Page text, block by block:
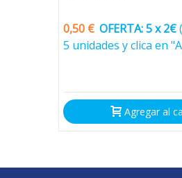
0,50 € OFERTA: 5 x 2€(
5 unidades y clica en
Agregar al